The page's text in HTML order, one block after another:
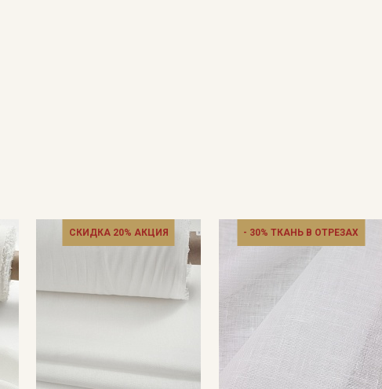
СКИДКА 20% АКЦИЯ - 30% ТКАНЬ В ОТРЕЗАХ
Купава
публикуем здесь дополнительные
промокоды и скидки до 30% на узкие
категории тканей
почта